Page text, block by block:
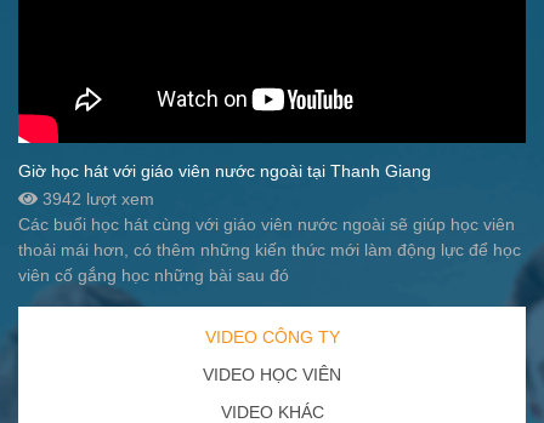
Giờ học hát với giáo viên nước ngoài tại Thanh Giang
3942 lượt xem
Các buổi học hát cùng với giáo viên nước ngoài sẽ giúp học viên
thoải mái hơn, có thêm những kiến thức mới làm động lực để học
viên cố gắng học những bài sau đó
VIDEO CÔNG TY
VIDEO HỌC VIÊN
VIDEO KHÁC